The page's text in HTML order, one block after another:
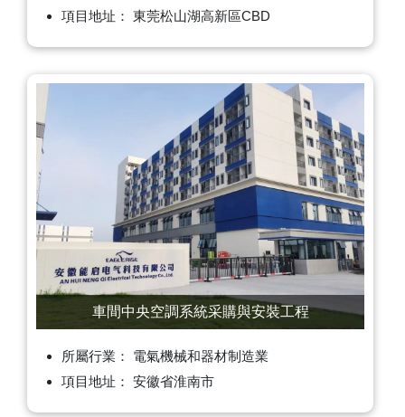
項目地址： 東莞松山湖高新區CBD
車間中央空調系統采購與安裝工程
所屬行業： 電氣機械和器材制造業
項目地址： 安徽省淮南市